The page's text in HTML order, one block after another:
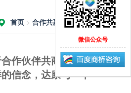
首页 > 合作共赢 >项目合作
作伙伴共商共建共
信念，达康与一下
微信公众号